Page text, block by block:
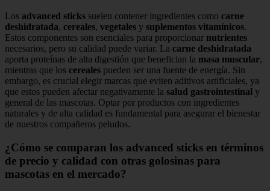
Los advanced sticks suelen contener ingredientes como carne
deshidratada, cereales, vegetales y suplementos vitamínicos.
Estos componentes son esenciales para proporcionar nutrientes
necesarios, pero su calidad puede variar. La carne deshidratada
aporta proteínas de alta digestión que benefician la masa muscular,
mientras que los cereales pueden ser una fuente de energía. Sin
embargo, es crucial elegir marcas que eviten aditivos artificiales, ya
que estos pueden afectar negativamente la salud gastrointestinal y
general de las mascotas. Optar por productos con ingredientes
naturales y de alta calidad es fundamental para asegurar el bienestar
de nuestros compañeros peludos.
¿Cómo se comparan los advanced sticks en términos
de precio y calidad con otras golosinas para
mascotas en el mercado?